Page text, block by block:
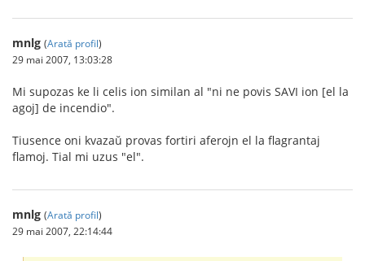
mnlg (Arată profil)
29 mai 2007, 13:03:28
Mi supozas ke li celis ion similan al "ni ne povis SAVI ion [el la
agoj] de incendio".
Tiusence oni kvazaŭ provas fortiri aferojn el la flagrantaj
flamoj. Tial mi uzus "el".
mnlg (Arată profil)
29 mai 2007, 22:14:44